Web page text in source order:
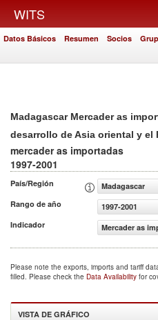
WITS
Datos Básicos Resumen Socios
Madagascar Mercader as
desarrollo de Asia oriental y el
mercader as importadas
1997-2001
País/Región
Madagascar
Rango de año
1997-2001
Indicador
Mercader as
Please note the exports, imports and tariff
filled. Please check the Data Availability for
VISTA DE GRÁFICO